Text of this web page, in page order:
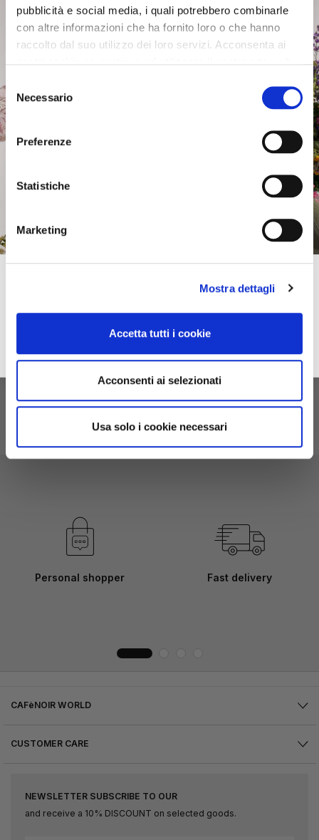
pubblicità e social media, i quali potrebbero combinarle
con altre informazioni che ha fornito loro o che hanno
raccolto dal suo utilizzo dei loro servizi. Acconsenta ai
Selezione
del
consenso
Necessario
Preferenze
Statistiche
Marketing
Mostra dettagli
Accetta tutti i cookie
Acconsenti ai selezionati
Usa solo i cookie necessari
cashmere blend gloves with
OUTLET
"be noir" gloves royal
"be noir" gloves bubble gum
Personal shopper Fast delivery
CAFèNOIR WORLD
CUSTOMER CARE
NEWSLETTER SUBSCRIBE TO OUR
and receive a 10% DISCOUNT on selected goods.
Subscribe to our newsletter!